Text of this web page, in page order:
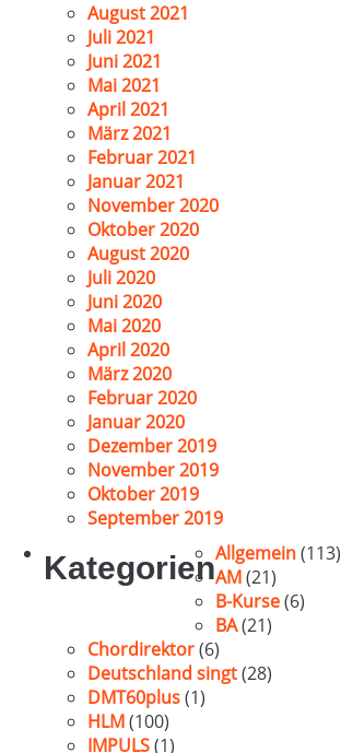
August 2021
Juli 2021
Juni 2021
Mai 2021
April 2021
März 2021
Februar 2021
Januar 2021
November 2020
Oktober 2020
August 2020
Juli 2020
Juni 2020
Mai 2020
April 2020
März 2020
Februar 2020
Januar 2020
Dezember 2019
November 2019
Oktober 2019
September 2019
KategorienAllgemein(113)
AM(21)
B-Kurse(6)
BA(21)
Chordirektor(6)
Deutschland singt(28)
DMT60plus(1)
HLM(100)
IMPULS(1)